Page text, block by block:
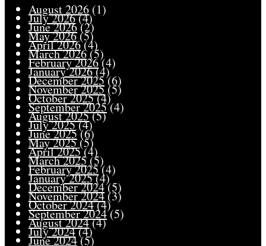
August 2026 (1)
July 2026(4)
June 2026(2)
May 2026 (5)
April 2026(4)
March 2026 (5)
February 2026(4)
January 2026(4)
December 2025(6)
November 2025 (5)
October 2025(4)
September 2025 (4)
August 2025(5)
July 2025(4)
June 2025 (6)
May 2025 (5)
April 2025(4)
March 2025 (5)
February 2025(4)
January 2025(4)
December 2024(5)
November 2024 (3)
October 2024(4)
September 2024(5)
August 2024(4)
July 2024(4)
June 2024(5)